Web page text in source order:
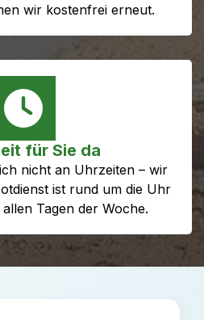
wir kostenfrei erneut.
für Sie da
nicht an Uhrzeiten – wir
ist rund um die Uhr
Tagen der Woche.